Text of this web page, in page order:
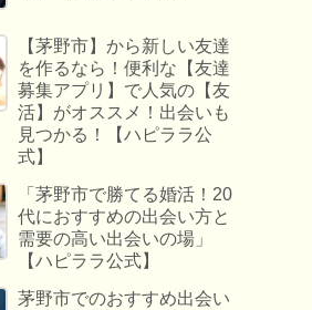
【茅野市】から新しい友達
を作るなら！便利な【友達
募集アプリ】で人気の【友
活】がオススメ！出会いも
見つかる！【ハピララ公
式】
「茅野市で勝てる婚活！20
代におすすめの出会い方と
需要の高い出会いの場」
【ハピララ公式】
茅野市でのおすすめ出会い